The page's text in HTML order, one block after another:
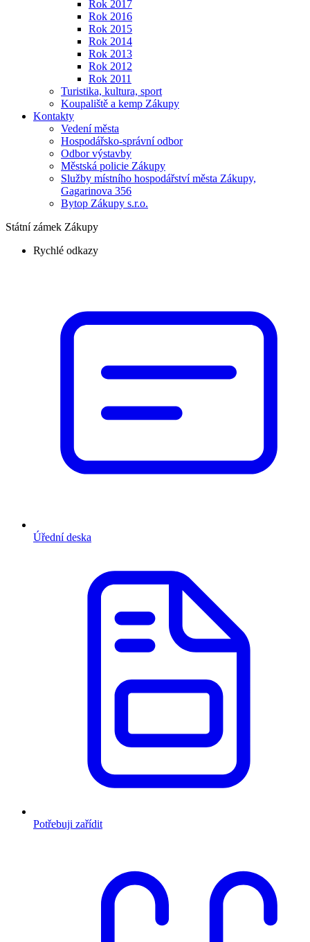
Rok 2017
Rok 2016
Rok 2015
Rok 2014
Rok 2013
Rok 2012
Rok 2011
Turistika, kultura, sport
Koupaliště a kemp Zákupy
Kontakty
Vedení města
Hospodářsko-správní odbor
Odbor výstavby
Městská policie Zákupy
Služby místního hospodářství města Zákupy,
Gagarinova 356
Bytop Zákupy s.r.o.
Státní zámek Zákupy
Rychlé odkazy
Úřední deska
Potřebuji zařídit